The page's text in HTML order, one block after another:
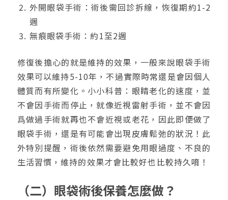
外開眼袋手術：術後需回診拆線，恢復期約1-2
週
無痕眼袋手術：約1至2週
修復後擔心的就是維持的效果，一般來說眼袋手術
效果可以維持5-10年，不過實際時常還是會因個人
體質而有所變化。小小科普：眼睛老化的速度，並
不會因手術而停止，就像近視雷射手術，並不會因
爲做過手術就再也不會近視或老花，因此即便做了
眼袋手術，還是有可能會出現皮膚鬆弛的狀況！此
外特別提醒，術後依然需要避免用眼過度、不良的
生活習慣，維持的效果才會比較好也比較持久唷！
（二）眼袋術後保養怎麼做？